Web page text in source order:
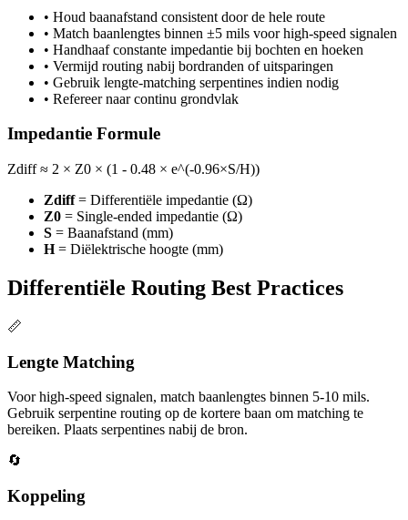
• Houd baanafstand consistent door de hele route
• Match baanlengtes binnen ±5 mils voor high-speed signalen
• Handhaaf constante impedantie bij bochten en hoeken
• Vermijd routing nabij bordranden of uitsparingen
• Gebruik lengte-matching serpentines indien nodig
• Refereer naar continu grondvlak
Impedantie Formule
Zdiff ≈ 2 × Z0 × (1 - 0.48 × e^(-0.96×S/H))
Zdiff= Differentiële impedantie (Ω)
Z0 = Single-ended impedantie (Ω)
S = Baanafstand (mm)
H= Diëlektrische hoogte (mm)
Differentiële Routing Best Practices
📏
Lengte Matching
Voor high-speed signalen, match baanlengtes binnen 5-10 mils.
Gebruik serpentine routing op de kortere baan om matching te
bereiken. Plaats serpentines nabij de bron.
🔄
Koppeling